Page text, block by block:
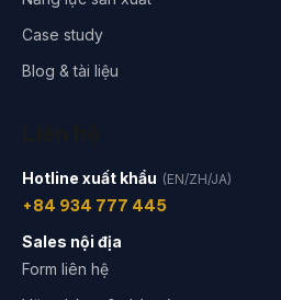
Case study
Blog & tài liệu
Hotline xuất khẩu (EN/ZH/JA)
+84 934 777 445
Sales nội địa
Form liên hệ